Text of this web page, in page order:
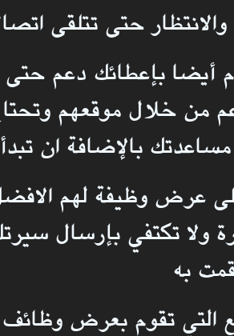
والانتظار حتى تتلقى
بإعطائك دعم حتى
من خلال موقعهم
بالإضافة ان
عرض وظيفة لهم
ولا تكتفي بإرسال سيرتك
به
التي تقوم بعرض وظائف